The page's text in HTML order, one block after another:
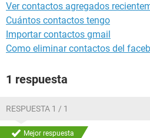
Ver contactos agregados
Cuántos contactos tengo
Importar contactos gmail
Como eliminar contactos del
1 respuesta
RESPUESTA 1 / 1
Mejor respuesta